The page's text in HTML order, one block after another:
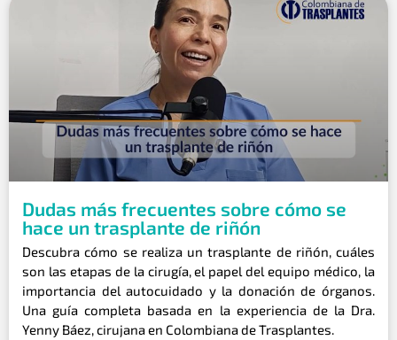
Dudas más frecuentes sobre cómo se
hace un trasplante de riñón
Descubra cómo se realiza un trasplante de riñón, cuáles
son las etapas de la cirugía, el papel del equipo médico, la
importancia del autocuidado y la donación de órganos.
Una guía completa basada en la experiencia de la Dra.
Yenny Báez, cirujana en Colombiana de Trasplantes.